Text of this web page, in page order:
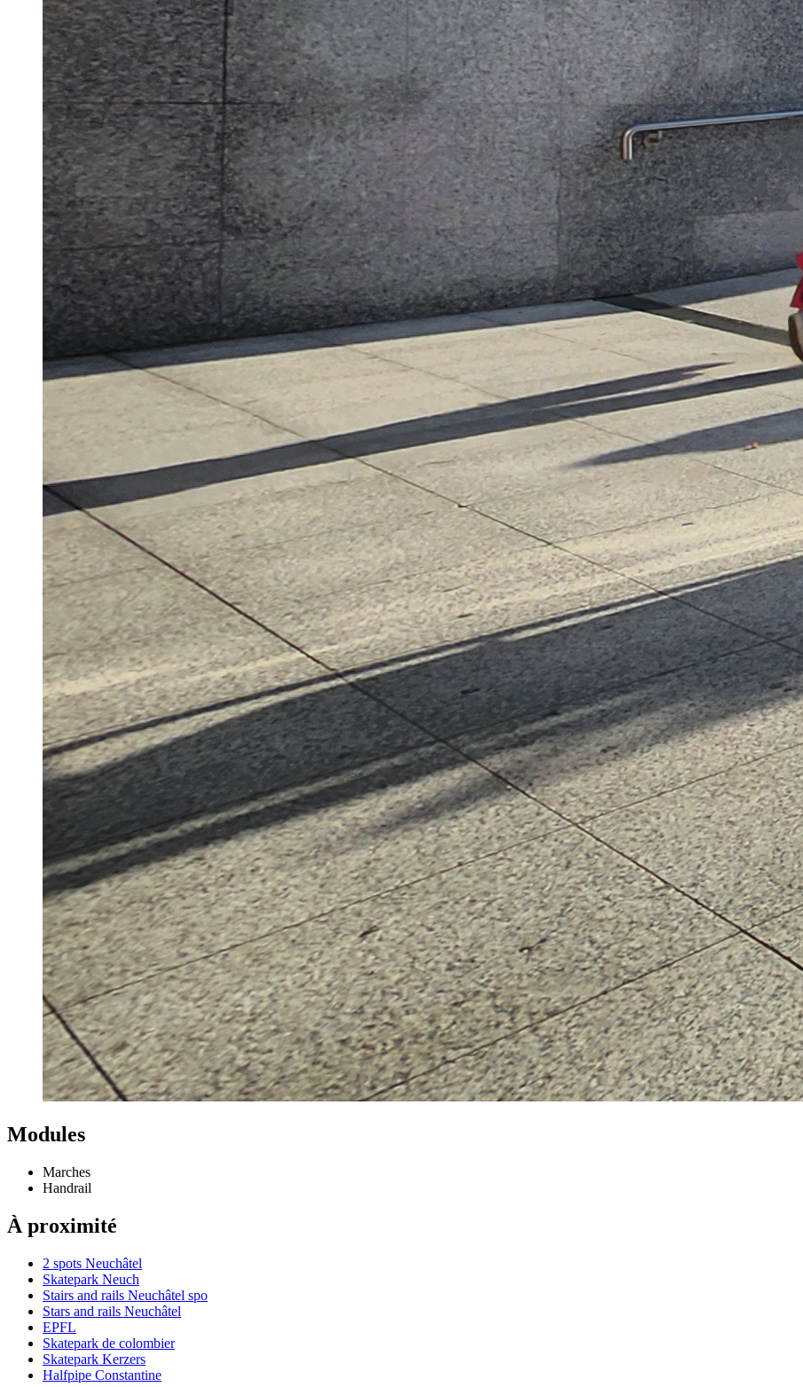
Modules
Marches
Handrail
À proximité
2 spots Neuchâtel
Skatepark Neuch
Stairs and rails Neuchâtel spo
Stars and rails Neuchâtel
EPFL
Skatepark de colombier
Skatepark Kerzers
Halfpipe Constantine